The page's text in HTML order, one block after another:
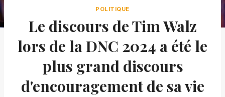
POLITIQUE
Le discours de Tim Walz
lors de la DNC 2024 a été le
plus grand discours
d'encouragement de sa vie